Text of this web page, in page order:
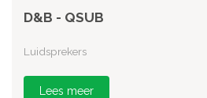
D&B - QSUB
Luidsprekers
Lees meer